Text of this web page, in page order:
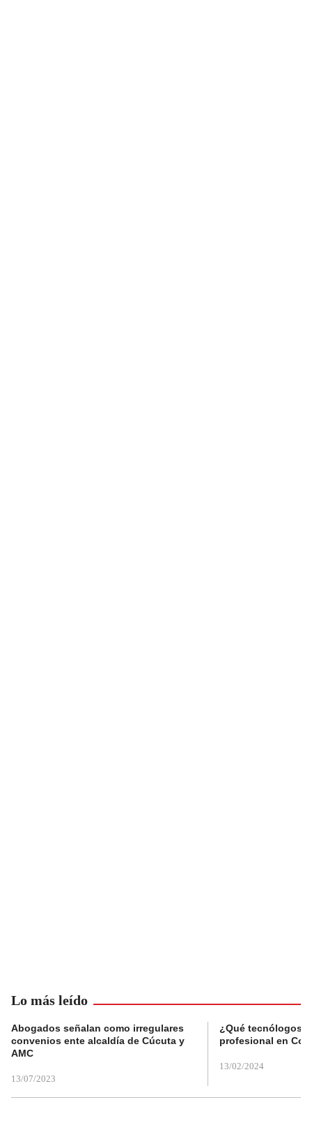
Lo más leído
Abogados señalan como irregulares
convenios ente alcaldía de Cúcuta y
AMC
13/07/2023
¿Qué tecnólogos
profesional en
13/02/2024